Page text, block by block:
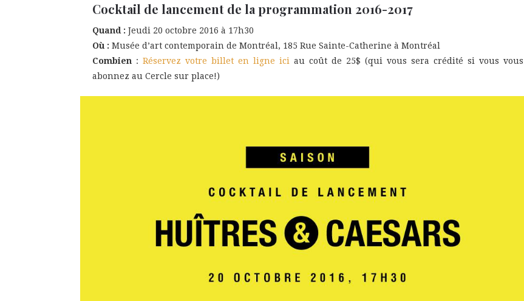
Cocktail de lancement de la programmation 2016-2017
Quand : Jeudi 20 octobre 2016 à 17h30
Où : Musée d’art contemporain de Montréal, 185 Rue Sainte-Catherine à Montréal
Combien : Réservez votre billet en ligne ici au coût de 25$ (qui vous sera crédité si vous vous
abonnez au Cercle sur place!)